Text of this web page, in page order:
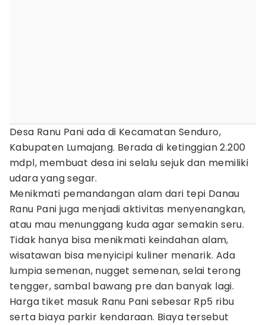
Desa Ranu Pani ada di Kecamatan Senduro,
Kabupaten Lumajang. Berada di ketinggian 2.200
mdpl, membuat desa ini selalu sejuk dan memiliki
udara yang segar.
Menikmati pemandangan alam dari tepi Danau
Ranu Pani juga menjadi aktivitas menyenangkan,
atau mau menunggang kuda agar semakin seru.
Tidak hanya bisa menikmati keindahan alam,
wisatawan bisa menyicipi kuliner menarik. Ada
lumpia semenan, nugget semenan, selai terong
tengger, sambal bawang pre dan banyak lagi.
Harga tiket masuk Ranu Pani sebesar Rp5 ribu
serta biaya parkir kendaraan. Biaya tersebut